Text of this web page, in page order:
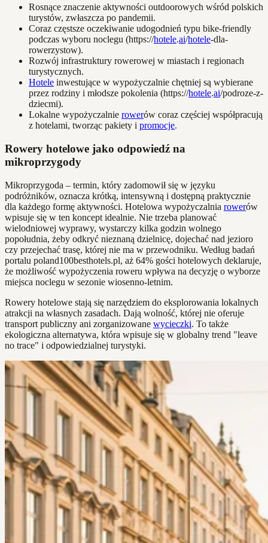
Rosnące znaczenie aktywności outdoorowych wśród polskich
turystów, zwłaszcza po pandemii.
Coraz częstsze oczekiwanie udogodnień typu bike-friendly
podczas wyboru noclegu (https://hotele.ai/hotele-dla-
rowerzystow).
Rozwój infrastruktury rowerowej w miastach i regionach
turystycznych.
Hotele inwestujące w wypożyczalnie chętniej są wybierane
przez rodziny i młodsze pokolenia (https://hotele.ai/podroze-z-
dziecmi).
Lokalne wypożyczalnie rowerów coraz częściej współpracują
z hotelami, tworząc pakiety i promocje.
Rowery hotelowe jako odpowiedź na
mikroprzygody
Mikroprzygoda – termin, który zadomowił się w języku
podróżników, oznacza krótką, intensywną i dostępną praktycznie
dla każdego formę aktywności. Hotelowa wypożyczalnia rowerów
wpisuje się w ten koncept idealnie. Nie trzeba planować
wielodniowej wyprawy, wystarczy kilka godzin wolnego
popołudnia, żeby odkryć nieznaną dzielnicę, dojechać nad jezioro
czy przejechać trasę, której nie ma w przewodniku. Według badań
portalu poland100besthotels.pl, aż 64% gości hotelowych deklaruje,
że możliwość wypożyczenia roweru wpływa na decyzję o wyborze
miejsca noclegu w sezonie wiosenno-letnim.
Rowery hotelowe stają się narzędziem do eksplorowania lokalnych
atrakcji na własnych zasadach. Dają wolność, której nie oferuje
transport publiczny ani zorganizowane wycieczki. To także
ekologiczna alternatywa, która wpisuje się w globalny trend "leave
no trace" i odpowiedzialnej turystyki.